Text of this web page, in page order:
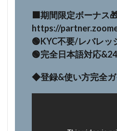
⬛️期間限定ボーナス
https://
🟢KYC不要/レバレッ
🟢完全日本語対応
◆登録&使い方完全ガ